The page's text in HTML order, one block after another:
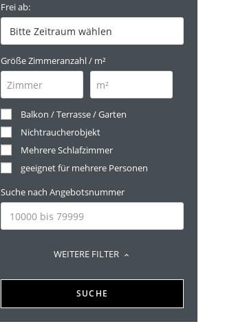
Frei ab:
Größe Zimmeranzahl / m²
Balkon / Terrasse / Garten
Nichtraucherobjekt
Mehrere Schlafzimmer
geeignet für mehrere Personen
Suche nach Angebotsnummer
WEITERE FILTER
SUCHE